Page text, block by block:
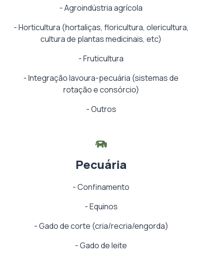
-Agroindústria agrícola
-Horticultura (hortaliças, floricultura, olericultura,
cultura de plantas medicinais, etc)
-Fruticultura
-Integração lavoura-pecuária (sistemas de
rotação e consórcio)
-Outros
Pecuária
-Confinamento
-Equinos
-Gado de corte (cria/recria/engorda)
-Gado de leite